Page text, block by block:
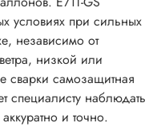
условиях при сильных
независимо от
низкой или
сварки самозащитная
специалисту наблюдать
и точно.